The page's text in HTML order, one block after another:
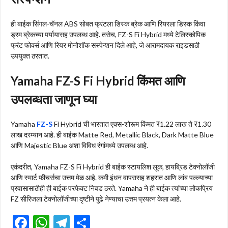
ही बाईक सिंगल-चॅनल ABS सोबत फ्रंटला डिस्क ब्रेक आणि रियरला डिस्क किंवा
ड्रम ब्रेकच्या पर्यायासह उपलब्ध आहे. तसेच, FZ-S Fi Hybrid मध्ये टेलिस्कोपिक
फ्रंट फोर्क्स आणि रियर मोनोशॉक सस्पेन्शन दिले आहे, जे आरामदायक राइडसाठी
उपयुक्त ठरतात.
Yamaha FZ-S Fi Hybrid किंमत आणि
उपलब्धता जाणून घ्या
Yamaha FZ-SFi Hybrid ची भारतात एक्स-शोरूम किंमत ₹1.22 लाख ते ₹1.30
लाख दरम्यान आहे. ही बाईक Matte Red, Metallic Black, Dark Matte Blue
आणि Majestic Blue अशा विविध रंगांमध्ये उपलब्ध आहे.
एकंदरीत, Yamaha FZ-S Fi Hybrid ही बाईक स्टायलिश लूक, हायब्रिड टेक्नोलॉजी
आणि स्मार्ट फीचर्सचा उत्तम मेळ आहे. कमी इंधन वापरासह शहरात आणि लांब पल्ल्याच्या
प्रवासासाठीही ही बाईक परफेक्ट निवड ठरते. Yamaha ने ही बाईक त्यांच्या लोकप्रिय
FZ सीरिजला टेक्नोलॉजीच्या दृष्टीने पुढेनेण्याचा उत्तम प्रयत्न केला आहे.
F
W T